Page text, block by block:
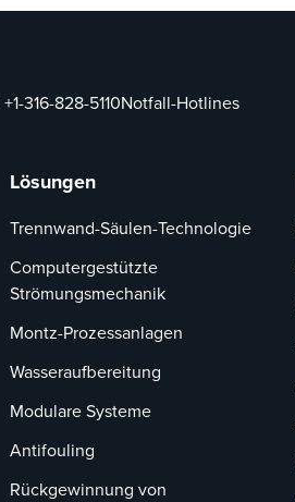
+1-316-828-5110Notfall-Hotlines
Lösungen
Trennwand-Säulen-Technologie
Computergestützte
Strömungsmechanik
Montz-Prozessanlagen
Wasseraufbereitung
Modulare Systeme
Antifouling
Rückgewinnung von